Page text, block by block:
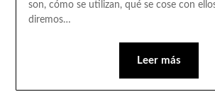
son, cómo se utilizan, qué se cose con
diremos…
Leer más